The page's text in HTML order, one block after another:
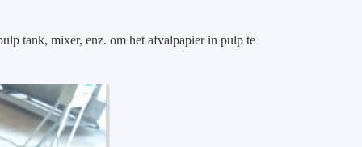
tank, mixer, enz. om het afvalpapier in pulp te